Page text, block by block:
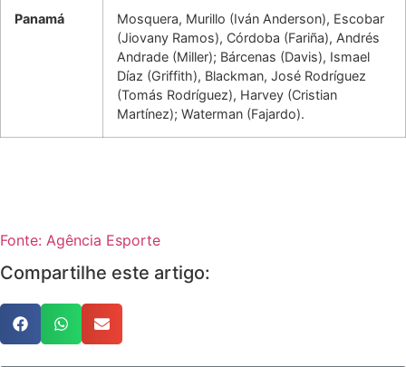
Panamá
Mosquera, Murillo (Iván Anderson), Escobar
(Jiovany Ramos), Córdoba (Fariña), Andrés
Andrade (Miller); Bárcenas (Davis), Ismael
Díaz (Griffith), Blackman, José Rodríguez
(Tomás Rodríguez), Harvey (Cristian
Martínez); Waterman (Fajardo).
Fonte: Agência Esporte
Compartilhe este artigo: